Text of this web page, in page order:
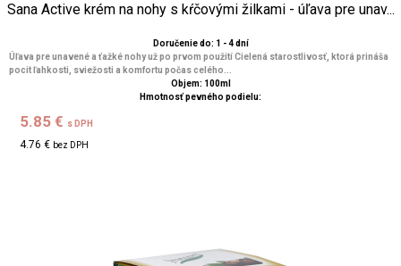
Sana Active krém na nohy s kŕčovými žilkami - úľava pre unav...
Doručenie do: 1 - 4 dní
Úľava pre unavené a ťažké nohy už po prvom použití Cielená starostlivosť, ktorá prináša
pocit ľahkosti, sviežosti a komfortu počas celého...
Objem: 100ml
Hmotnosť pevného podielu:
5.85 € s DPH
4.76 € bez DPH